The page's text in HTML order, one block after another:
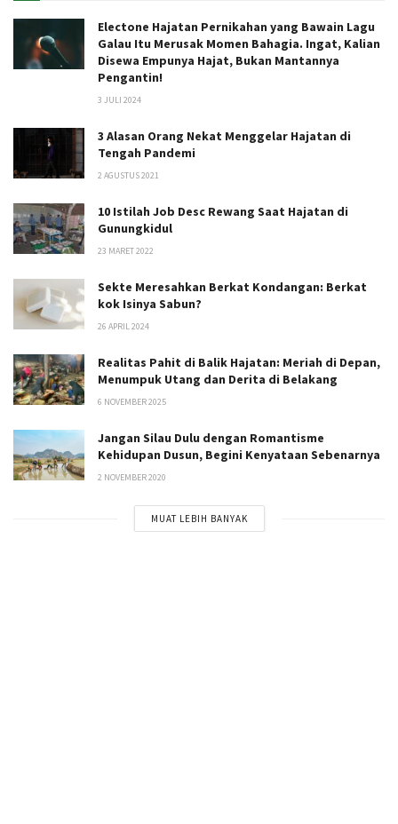
Electone Hajatan Pernikahan yang Bawain Lagu
Galau Itu Merusak Momen Bahagia. Ingat, Kalian
Disewa Empunya Hajat, Bukan Mantannya
Pengantin!
3 JULI 2024
3 Alasan Orang Nekat Menggelar Hajatan di
Tengah Pandemi
2 AGUSTUS 2021
10 Istilah Job Desc Rewang Saat Hajatan di
Gunungkidul
23 MARET 2022
Sekte Meresahkan Berkat Kondangan: Berkat
kok Isinya Sabun?
26 APRIL 2024
Realitas Pahit di Balik Hajatan: Meriah di Depan,
Menumpuk Utang dan Derita di Belakang
6 NOVEMBER 2025
Jangan Silau Dulu dengan Romantisme
Kehidupan Dusun, Begini Kenyataan Sebenarnya
2 NOVEMBER 2020
MUAT LEBIH BANYAK